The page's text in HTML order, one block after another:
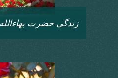
زندگی حضرت بهاءالله